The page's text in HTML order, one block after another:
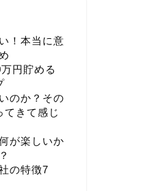
！本当に意
円貯める
のか？その
てきて感じ
が楽しいか
の特徴7